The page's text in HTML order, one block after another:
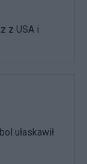
z USA i
ułaskawił